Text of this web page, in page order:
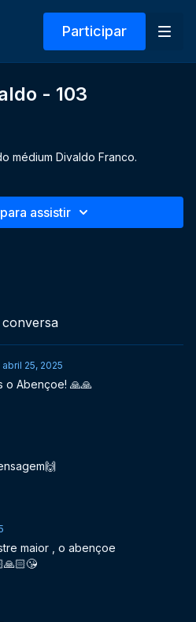
Participar
- 103
médium Divaldo Franco.
assistir
abril 25, 2025
o Abençoe! 🙏🙏
maior , o abençoe